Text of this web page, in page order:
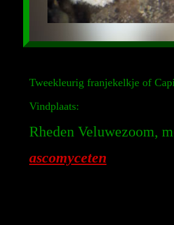
Tweekleurig franjekelkje of
Vindplaats:
Rheden Veluwezoom,
ascomyceten